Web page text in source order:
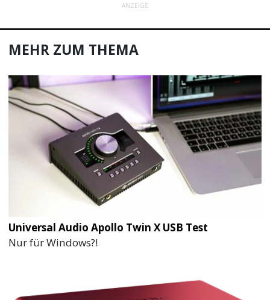
ANZEIGE
MEHR ZUM THEMA
Universal Audio Apollo Twin X USB Test
Nur für Windows?!